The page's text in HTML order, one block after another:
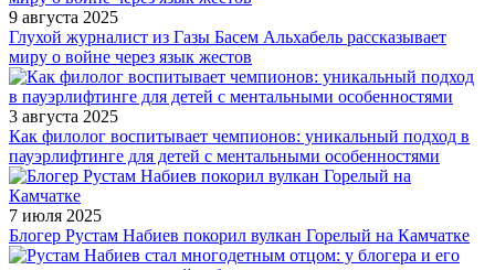
9 августа 2025
Глухой журналист из Газы Басем Альхабель рассказывает
миру о войне через язык жестов
3 августа 2025
Как филолог воспитывает чемпионов: уникальный подход в
пауэрлифтинге для детей с ментальными особенностями
7 июля 2025
Блогер Рустам Набиев покорил вулкан Горелый на Камчатке